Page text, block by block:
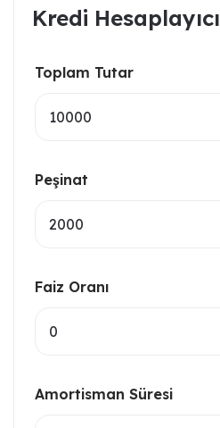
Kredi Hesaplayıcı
Toplam Tutar
Peşinat
Faiz Oranı
Amortisman Süresi